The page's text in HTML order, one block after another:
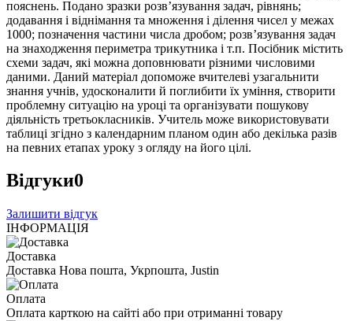
пояснень. Подано зразки розв’язування задач, рівнянь;
додавання і віднімання та множення і ділення чисел у межах
1000; позначення частини числа дробом; розв’язування задач
на знаходження периметра трикутника і т.п. Посібник містить
схеми задач, які можна доповнювати різними числовими
даними. Даний матеріал допоможе вчителеві узагальнити
знання учнів, удосконалити й поглибити їх уміння, створити
проблемну ситуацію на уроці та організувати пошукову
діяльність третьокласників. Учитель може використовувати
таблиці згідно з календарним планом один або декілька разів
на певних етапах уроку з огляду на його цілі.
Відгуки0
Залишити відгук
ІНФОРМАЦІЯ
Доставка
Доставка Нова пошта, Укрпошта, Justin
Оплата
Оплата карткою на сайті або при отриманні товару